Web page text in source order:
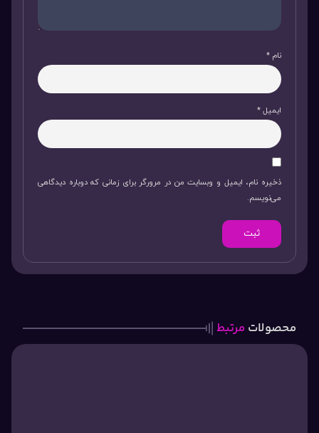
نام *
ایمیل*
ذخیره نام، ایمیل و وبسایت من در مرورگر برای زمانی که دوباره دیدگاهی
می‌نویسم.
محصولات مرتبط